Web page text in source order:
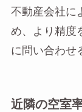
不動産会社に
め、より精度
に問い合わせ
近隣の空室